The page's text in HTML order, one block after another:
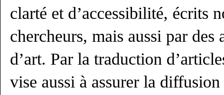
clarté et d’accessibilité, écrits
chercheurs, mais aussi par des
d’art. Par la traduction
vise aussi à assurer la